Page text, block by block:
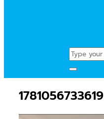
Search
for:
Toggle
&
1781056733619